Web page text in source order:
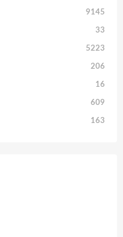
9145
33
5223
206
16
609
163